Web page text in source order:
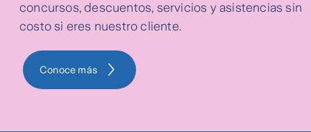
concursos, descuentos, servicios y asistencias sin
costo si eres nuestro cliente.
Conoce más